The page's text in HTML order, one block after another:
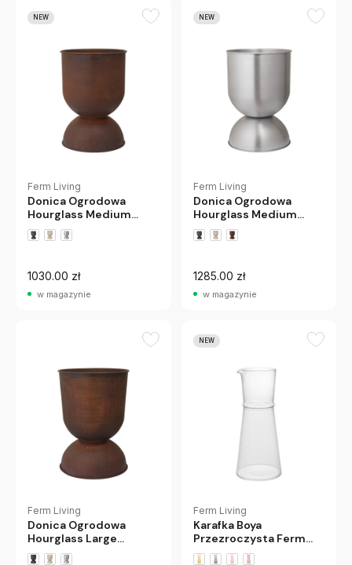
NEW
Ferm Living
Donica Ogrodowa
Hourglass Medium
Rdzawa Ferm Living
1030.00 zł
w magazynie
NEW
Ferm Living
Donica Ogrodowa
Hourglass Medium
Aluminiowa Ferm Living
1285.00 zł
w magazynie
Ferm Living
Donica Ogrodowa
Hourglass Large
Rdzawa Ferm Living
NEW
Ferm Living
Karafka Boya
Przezroczysta Ferm
Living